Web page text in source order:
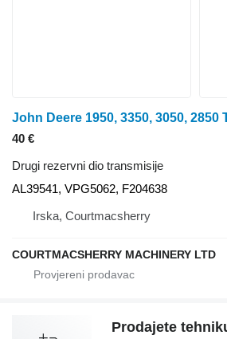
40 €
Drugi rezervni dio transmisije
AL39541, VPG5062, F204638
Irska, Courtmacsherry
COURTMACSHERRY MACHINERY LTD
Prodajete